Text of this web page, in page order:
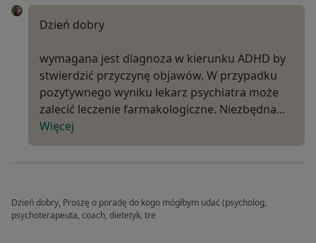
Dzień dobry
wymagana jest diagnoza w kierunku ADHD by
stwierdzić przyczynę objawów. W przypadku
pozytywnego wyniku lekarz psychiatra może
zalecić leczenie farmakologiczne. Niezbędna…
Więcej
Dzień dobry, Proszę o poradę do kogo mógłbym udać (psycholog,
psychoterapeuta, coach, dietetyk, tre